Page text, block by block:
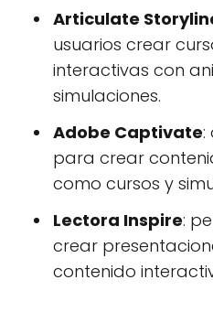
Articulate
usuarios crear
interactivas con
simulaciones.
Adobe Captivate:
para crear
como cursos y
Lectora Inspire:
crear
contenido